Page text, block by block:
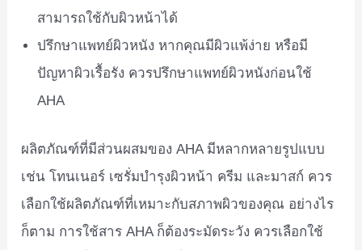
สามารถใช้กับผิวหน้าได้
ปรึกษาแพทย์ผิวหนัง หากคุณมีผิวแพ้ง่าย หรือมี
ปัญหาผิวเรื้อรัง ควรปรึกษาแพทย์ผิวหนังก่อนใช้
AHA
ผลิตภัณฑ์ที่มีส่วนผสมของ AHA มีหลากหลายรูปแบบ
เช่น โทนเนอร์ เซรั่มบำรุงผิวหน้า ครีม และมาสก์ ควร
เลือกใช้ผลิตภัณฑ์ที่เหมาะกับสภาพผิวของคุณ อย่างไร
ก็ตาม การใช้สาร AHA ก็ต้องระมัดระวัง ควรเลือกใช้